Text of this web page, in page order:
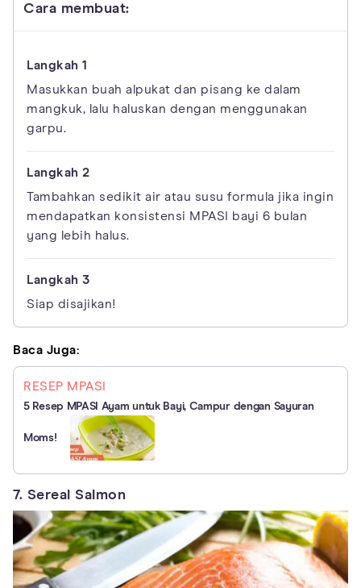
Cara membuat:
Masukkan buah alpukat dan pisang ke dalam
mangkuk, lalu haluskan dengan menggunakan
garpu.
Tambahkan sedikit air atau susu formula jika ingin
mendapatkan konsistensi MPASI bayi 6 bulan
yang lebih halus.
Siap disajikan!
Baca Juga:
RESEP MPASI
5 Resep MPASI Ayam untuk Bayi, Campur dengan Sayuran
Moms!
7. Sereal Salmon